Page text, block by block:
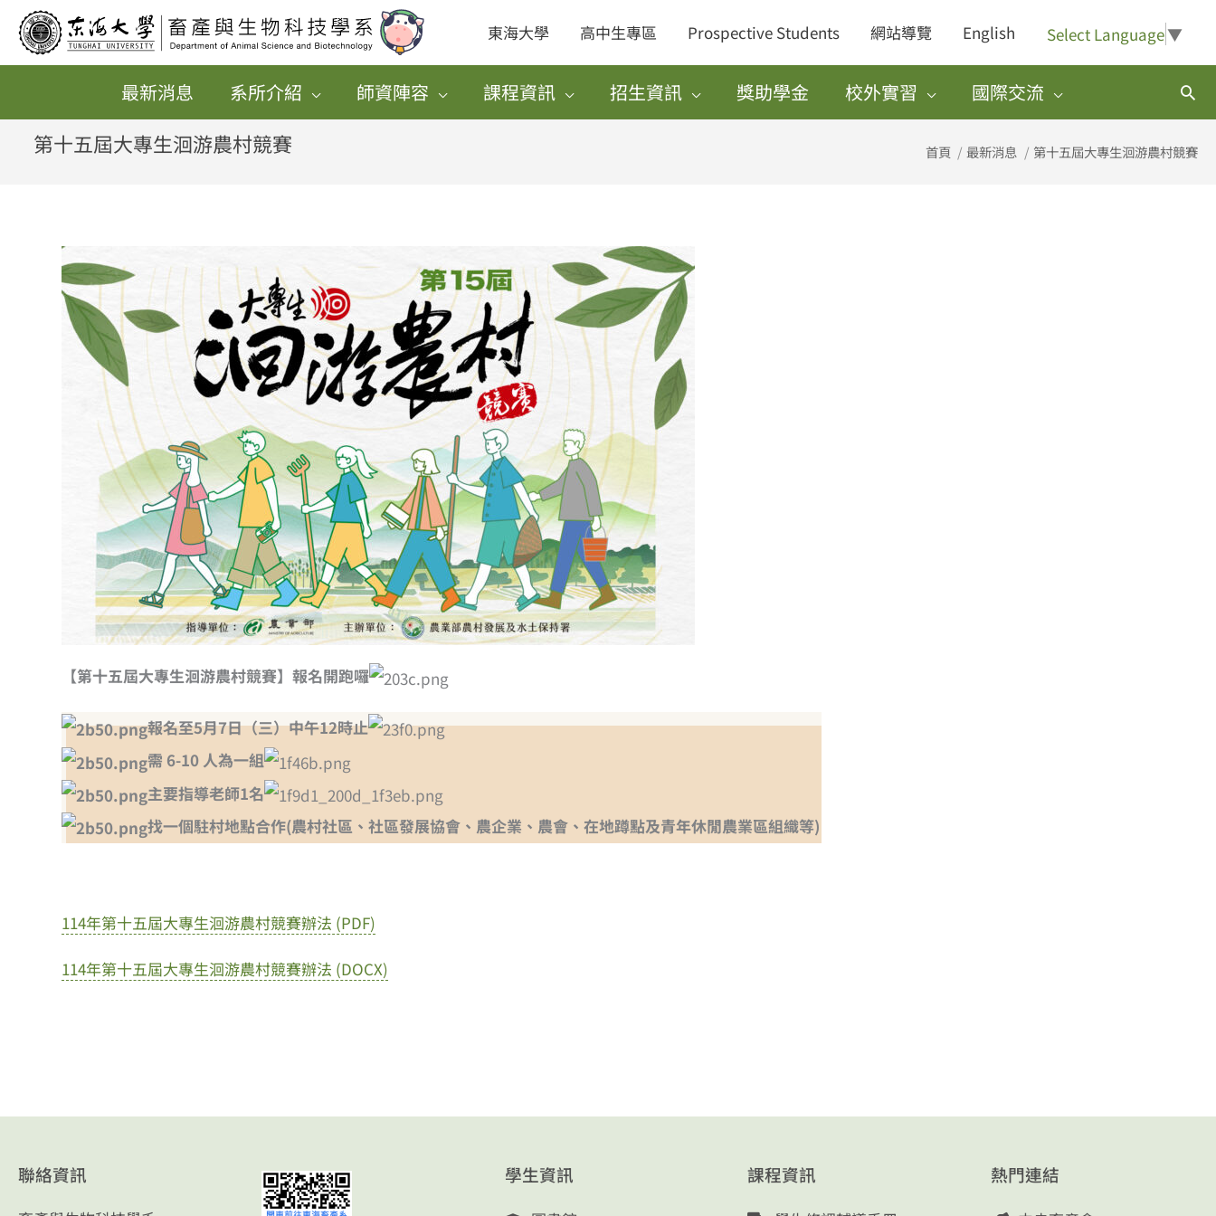
東海大學 高中生專區 Prospective Students 網站導覽 English Select Language▼
最新消息 系所介紹 師資陣容 課程資訊 招生資訊 獎助學金 校外實習 國際交流
搜
尋
第十五屆大專生洄游農村競賽 首頁 最新消息 第十五屆大專生洄游農村競賽
【第十五屆大專生洄游農村競賽】報名開跑囉
報名至5月7日（三）中午12時止
需 6-10 人為一組
主要指導老師1名
找一個駐村地點合作(農村社區、社區發展協會、農企業、農會、在地蹲點及青年休閒農業區組織等)
114年第十五屆大專生洄游農村競賽辦法 (PDF)
114年第十五屆大專生洄游農村競賽辦法 (DOCX)
聯絡資訊 學生資訊 課程資訊 熱門連結